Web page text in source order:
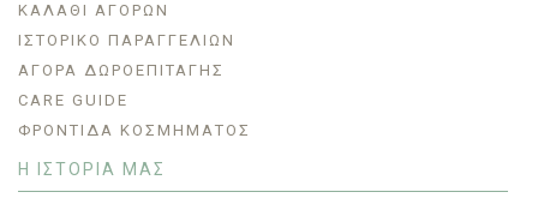
ΚΑΛΆΘΙ ΑΓΟΡΏΝ
ΙΣΤΟΡΙΚΌ ΠΑΡΑΓΓΕΛΙΏΝ
ΑΓΟΡΆ ΔΩΡΟΕΠΙΤΑΓΉΣ
CARE GUIDE
ΦΡΟΝΤΊΔΑ ΚΟΣΜΉΜΑΤΟΣ
Η ΙΣΤΟΡΙΑ ΜΑΣ